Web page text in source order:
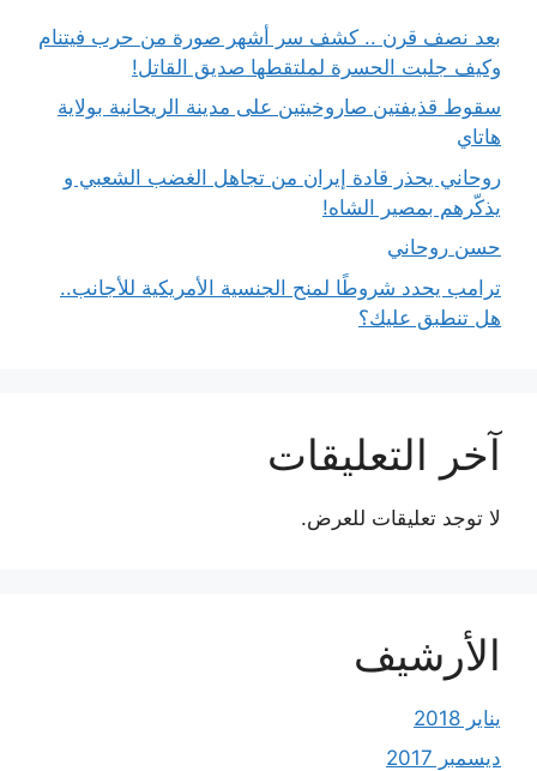
بعد نصف قرن .. كشف سر أشهر صورة من حرب فيتنام
وكيف جلبت الحسرة لملتقطها صديق القاتل!
سقوط قذيفتين صاروخيتين على مدينة الريحانية بولاية
هاتاي
روحاني يحذر قادة إيران من تجاهل الغضب الشعبي و
يذكّرهم بمصير الشاه!
حسن روحاني
ترامب يحدد شروطًا لمنح الجنسية الأمريكية للأجانب..
هل تنطبق عليك؟
آخر التعليقات
لا توجد تعليقات للعرض.
الأرشيف
يناير 2018
ديسمبر 2017